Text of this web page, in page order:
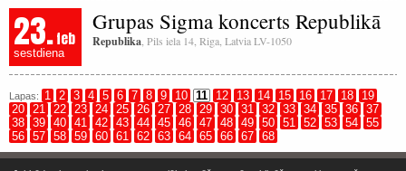
23.feb
sestdiena
Grupas Sigma koncerts Republikā
Republika , Pils iela 14, Riga, Latvia LV-1050
Lapas: 1 2 3 4 5 6 7 8 9 10 11 12 13 14 15 16 17 18
19
20 21 22 23 24 25 26 27 28 29 30 31 32 33 34 35 36 37
38 39 40 41 42 43 44 45 46 47 48 49 50 51 52 53 54 55
56 57 58 59 60 61 62 63 64 65 66 67 68